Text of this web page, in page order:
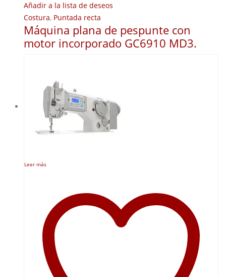
Añadir a la lista de deseos
Costura, Puntada recta
Máquina plana de pespunte con
motor incorporado GC6910 MD3.
Leer más